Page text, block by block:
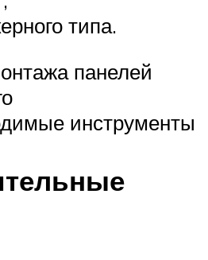
типа.
панелей
инструменты